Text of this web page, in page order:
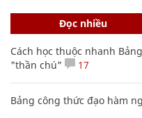
Đọc nhiều
Cách học thuộc nhanh
"thần chú"
17
Bảng công thức đạo hàm